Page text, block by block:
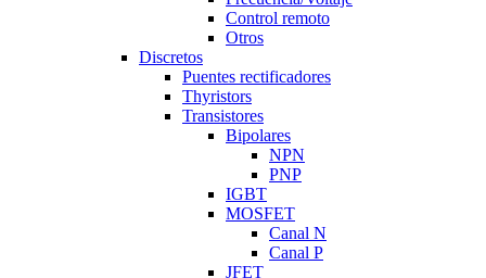
Control remoto
Otros
Discretos
Puentes rectificadores
Thyristors
Transistores
Bipolares
NPN
PNP
IGBT
MOSFET
Canal N
Canal P
JFET